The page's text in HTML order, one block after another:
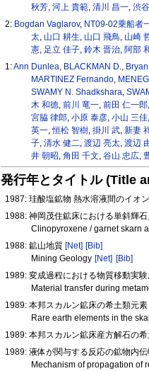
秋芳, 河上 貴範, 清川 昌一, 渋
2: Bogdan Vaglarov, NT09-02乗船者
太, 山口 耕生, 山口 飛鳥, 山崎
憲, 足立 佳子, 鈴木 晋治, 阿部
1:Ann Dunlea, BLACKMAN D.,
MARTINEZ Fernando,
SWAMY N. Shadkshara,
木 和徳, 前川 竜一, 前田 仁一郎,
宮脇 律郎, 小原 泰彦, 小山 三佳,
英一,恒松 智樹, 掛川 武, 新妻
子, 清水 健二, 渡辺 亮太, 渡辺
井 朝昭, 角田 千文, 谷山 忠広,
発行年とタイトル (Title
1987: 珪酸塩鉱物 熱水溶液間のイオ
1988: 神岡茂住鉱床における単斜輝
Clinopyroxene / garnet skarn
1988: 鉱山地質[Net] [Bib]
Mining Geology [Net] [Bib]
1989: 変成過程における物質移動実
Material transfer during
1989: 本邦スカルン鉱床の希土類元
Rare earth elements in the
1989: 本邦スカルン鉱床産方解石の
1989: 液体が関与する反応の鉱物内
Mechanism of propagation of